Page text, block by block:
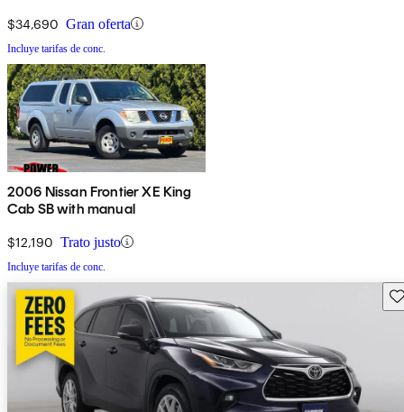
$34,690 Gran oferta
Incluye tarifas de conc.
2006 Nissan Frontier XE King
Cab SB with manual
$12,190 Trato justo
Incluye tarifas de conc.